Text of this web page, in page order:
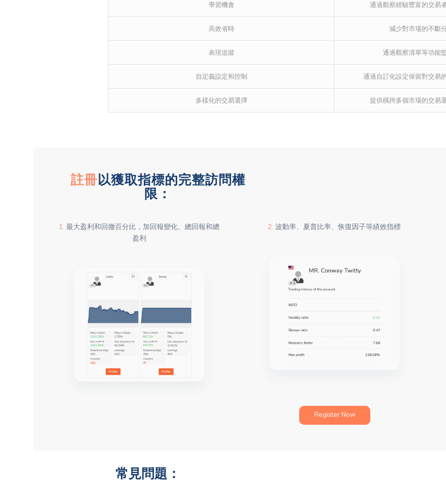
學習機會 通過觀察經驗豐富的交易
高效省時 減少對市場的不斷
表現追蹤 通過觀察清單等功能
自定義設定和控制 通過自訂化設定保留對交易
多樣化的交易選擇 提供橫跨多個市場的交易
註冊以獲取指標的完整訪問權
限：
1. 最大盈利和回撤百分比，加回報變化、總回報和總
盈利
2. 波動率、夏普比率、恢復因子等績效指標
Register Now
常見問題：